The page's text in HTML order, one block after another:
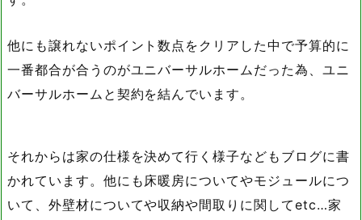
他にも譲れないポイント数点をクリアした中で予算的に
一番都合が合うのがユニバーサルホームだった為、ユニ
バーサルホームと契約を結んでいます。
それからは家の仕様を決めて行く様子などもブログに書
かれています。他にも床暖房についてやモジュールにつ
いて、外壁材についてや収納や間取りに関してetc…家